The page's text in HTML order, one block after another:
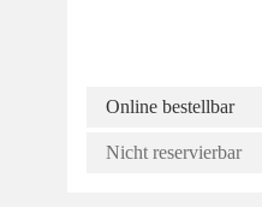
Online bestellbar
Nicht reservierbar